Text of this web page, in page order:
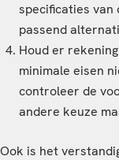
specificaties van
passend
Houd er
minimale eisen
controleer de
andere keuze
Ook is het